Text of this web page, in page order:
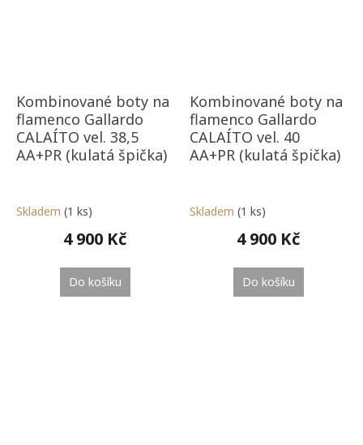
Kombinované boty na
flamenco Gallardo
CALAÍTO vel. 38,5
AA+PR (kulatá špička)
Skladem (1 ks)
4 900 Kč
Do košíku
Kombinované boty na
flamenco Gallardo
CALAÍTO vel. 40
AA+PR (kulatá špička)
Skladem (1 ks)
4 900 Kč
Do košíku